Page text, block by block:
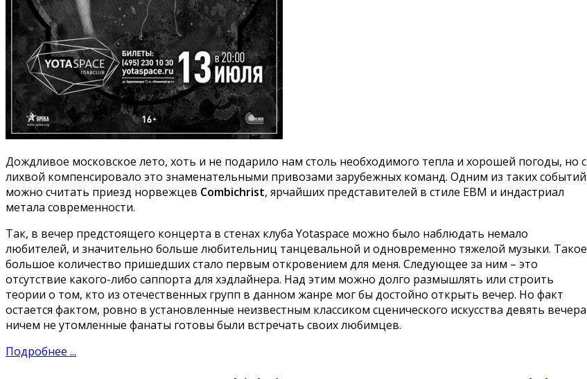
Дождливое московское лето, хоть и не подарило нам столь необходимого тепла и хорошей погоды, но с
лихвой компенсировало это знаменательными привозами зарубежных команд. Одним из таких событий
можно считать приезд норвежцев Combichrist, ярчайших представителей в стиле EBM и индастриал
метала современности.
Так, в вечер предстоящего концерта в стенах клуба Yotaspace можно было наблюдать немало
любителей, и значительно больше любительниц танцевальной и одновременно тяжелой музыки. Такое
большое количество пришедших стало первым откровением для меня. Следующее за ним – это
отсутствие какого-либо саппорта для хэдлайнера. Над этим можно долго размышлять или строить
теории о том, кто из отечественных групп в данном жанре мог бы достойно открыть вечер. Но факт
остается фактом, ровно в установленные неизвестным классиком сценического искусства девять вечера
ничем не утомленные фанаты готовы были встречать своих любимцев.
Подробнее ...